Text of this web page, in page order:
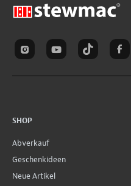
SHOP
Abverkauf
Geschenkideen
Neue Artikel